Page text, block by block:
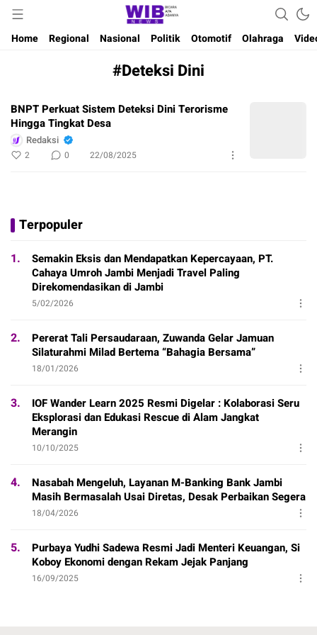
Wibnews
Waktu Indonesia Bicara
Home
Regional Nasional Politik Otomotif Olahraga
#Deteksi Dini
BNPT Perkuat Sistem Deteksi Dini Terorisme
Hingga Tingkat Desa
Redaksi
2 0 22/08/2025
Terpopuler
1.
Semakin Eksis dan Mendapatkan Kepercayaan, PT.
Cahaya Umroh Jambi Menjadi Travel Paling
Direkomendasikan di Jambi
5/02/2026
2.
Pererat Tali Persaudaraan, Zuwanda Gelar Jamuan
Silaturahmi Milad Bertema “Bahagia Bersama”
18/01/2026
3.
IOF Wander Learn 2025 Resmi Digelar : Kolaborasi Seru
Eksplorasi dan Edukasi Rescue di Alam Jangkat
Merangin
10/10/2025
4.
Nasabah Mengeluh, Layanan M-Banking Bank Jambi
Masih Bermasalah Usai Diretas, Desak Perbaikan Segera
18/04/2026
5.
Purbaya Yudhi Sadewa Resmi Jadi Menteri Keuangan, Si
Koboy Ekonomi dengan Rekam Jejak Panjang
16/09/2025